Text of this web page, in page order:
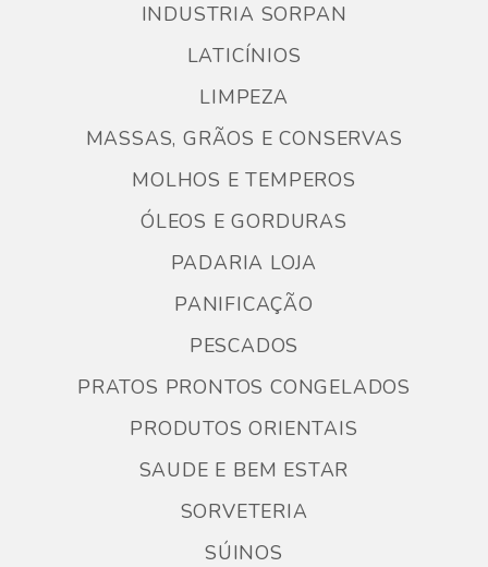
INDUSTRIA SORPAN
LATICÍNIOS
LIMPEZA
MASSAS, GRÃOS E CONSERVAS
MOLHOS E TEMPEROS
ÓLEOS E GORDURAS
PADARIA LOJA
PANIFICAÇÃO
PESCADOS
PRATOS PRONTOS CONGELADOS
PRODUTOS ORIENTAIS
SAUDE E BEM ESTAR
SORVETERIA
SÚINOS